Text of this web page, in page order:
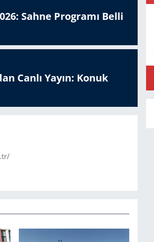
Sahne Programı Belli
Canlı Yayın: Konuk